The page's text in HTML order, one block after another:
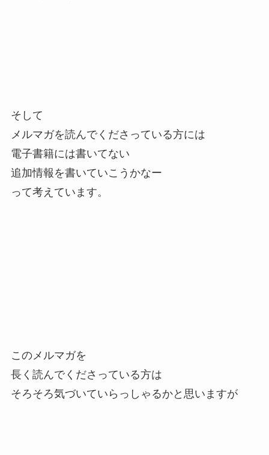
そして
メルマガを読んでくださっている方には
電子書籍には書いてない
追加情報を書いていこうかなー
って考えています。
このメルマガを
長く読んでくださっている方は
そろそろ気づいていらっしゃるかと思いますが